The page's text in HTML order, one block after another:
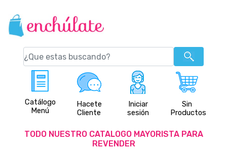
Catálogo
Menú
Hacete
Cliente
Iniciar
sesión
Sin
Productos
TODO NUESTRO CATALOGO MAYORISTA PARA
REVENDER